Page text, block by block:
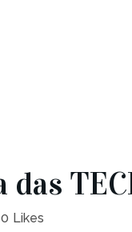
das
0 Likes